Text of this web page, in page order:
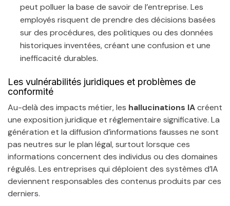
peut polluer la base de savoir de l’entreprise. Les
employés risquent de prendre des décisions basées
sur des procédures, des politiques ou des données
historiques inventées, créant une confusion et une
inefficacité durables.
Les vulnérabilités juridiques et problèmes de
conformité
Au-delà des impacts métier, les hallucinations IAcréent
une exposition juridique et réglementaire significative. La
génération et la diffusion d’informations fausses ne sont
pas neutres sur le plan légal, surtout lorsque ces
informations concernent des individus ou des domaines
régulés. Les entreprises qui déploient des systèmes d’IA
deviennent responsables des contenus produits par ces
derniers.